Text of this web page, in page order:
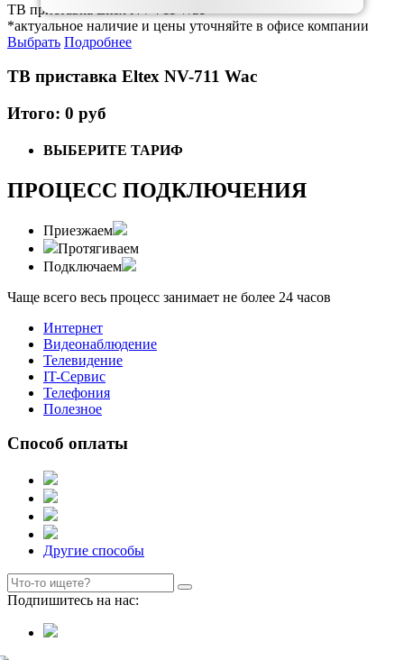
ТВ приставка Eltex NV-711 Wac
*актуальное наличие и цены уточняйте в офисе компании
Выбрать Подробнее
ТВ приставка Eltex NV-711 Wac
Итого: 0 руб
ВЫБЕРИТЕ ТАРИФ
ПРОЦЕСС ПОДКЛЮЧЕНИЯ
Приезжаем
Протягиваем
Подключаем
Чаще всего весь процесс занимает не более 24 часов
Интернет
Видеонаблюдение
Телевидение
IT-Сервис
Телефония
Полезное
Способ оплаты
Другие способы
Подпишитесь на нас: